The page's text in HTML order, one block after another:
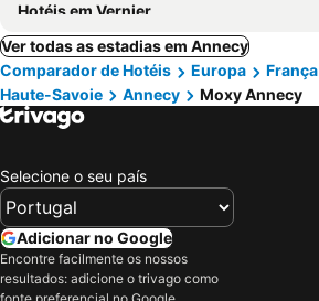
Hotéis em Vernier
Ver todas as estadias em Annecy
Comparador de Hotéis
Europa França
Haute-Savoie
Annecy Moxy Annecy
Selecione o seu país
Adicionar no Google
Encontre facilmente os nossos
resultados: adicione o trivago como